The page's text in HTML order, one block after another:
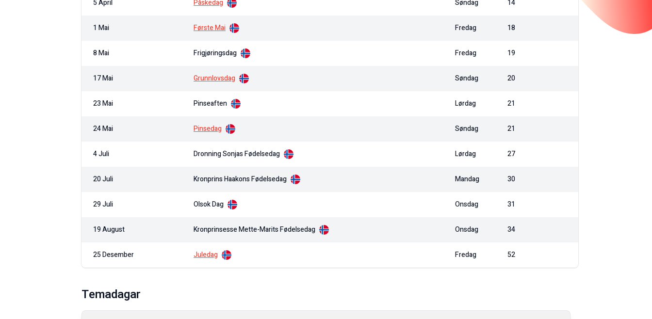
5 April Påskedag Søndag 14
1 Mai Første Mai Fredag 18
8 Mai Frigjøringsdag Fredag 19
17 Mai Grunnlovsdag Søndag 20
23 Mai Pinseaften Lørdag 21
24 Mai Pinsedag Søndag 21
4 Juli Dronning Sonjas Fødelsedag Lørdag 27
20 Juli Kronprins Haakons Fødelsedag Mandag 30
29 Juli Olsok Dag Onsdag 31
19 August Kronprinsesse Mette-Marits Fødelsedag Onsdag 34
25 Desember Juledag Fredag 52
Temadagar